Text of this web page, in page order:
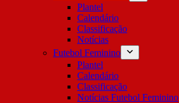
Plantel
Calendário
Classificação
Notícias
Futebol Feminino
Plantel
Calendário
Classificação
Notícias Futebol Feminino